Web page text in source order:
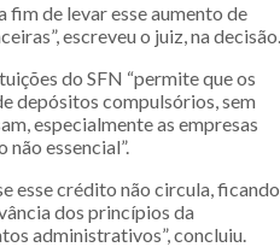
fim de levar esse aumento de
escreveu o juiz, na decisão.
do SFN “permite que os
depósitos compulsórios, sem
especialmente as empresas
essencial”.
esse crédito não circula, ficando
dos princípios da
administrativos”, concluiu.